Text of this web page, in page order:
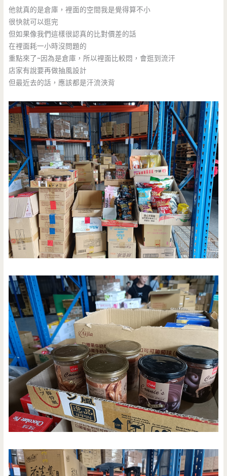
他就真的是倉庫，裡面的空間我是覺得算不小
很快就可以逛完
但如果像我們這樣很認真的比對價差的話
在裡面耗一小時沒問題的
重點來了~因為是倉庫，所以裡面比較悶，會逛到流汗
店家有說要再做抽風設計
但最近去的話，應該都是汗流浹背